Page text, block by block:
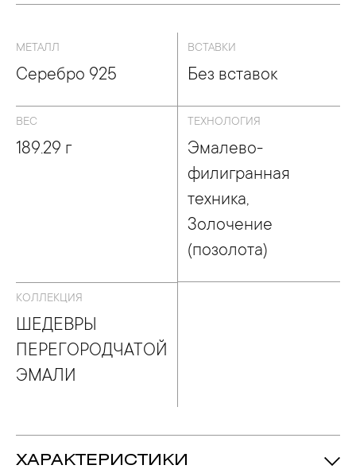
МЕТАЛЛ
Серебро 925
ВСТАВКИ
Без вставок
ВЕС
189.29 г
ТЕХНОЛОГИЯ
Эмалево-
филигранная
техника,
Золочение
(позолота)
КОЛЛЕКЦИЯ
ШЕДЕВРЫ
ПЕРЕГОРОДЧАТОЙ
ЭМАЛИ
ХАРАКТЕРИСТИКИ